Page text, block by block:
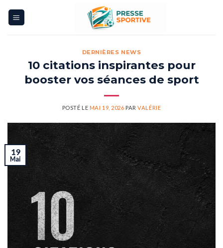
DERNIÈRES NEWS
10 citations inspirantes pour
booster vos séances de sport
POSTÉ LE MAI 19, 2026 PARVALÉRIE
19
Mai